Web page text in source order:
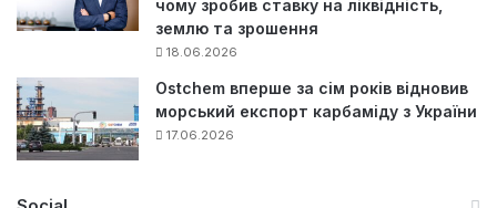
чому зробив ставку на ліквідність,
землю та зрошення
18.06.2026
Ostchem вперше за сім років відновив
морський експорт карбаміду з України
17.06.2026